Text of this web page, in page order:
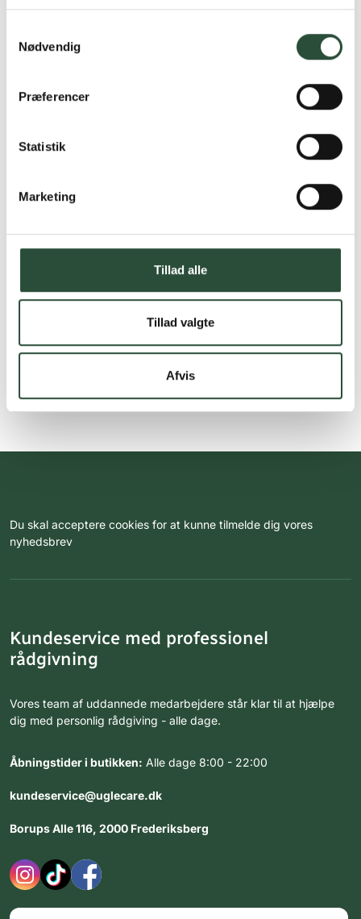
Nødvendig
Præferencer
Statistik
Marketing
Tillad alle
Tillad valgte
Afvis
Du skal acceptere cookies for at kunne tilmelde dig vores
nyhedsbrev
Kundeservice med professionel
rådgivning
Vores team af uddannede medarbejdere står klar til at hjælpe
dig med personlig rådgiving - alle dage.
Åbningstider i butikken: Alle dage 8:00 - 22:00
kundeservice@uglecare.dk
Borups Alle 116, 2000 Frederiksberg